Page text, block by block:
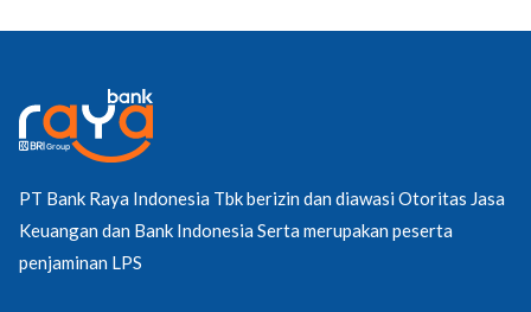
PT Bank Raya Indonesia Tbk berizin dan diawasi Otoritas Jasa
Keuangan dan Bank Indonesia Serta merupakan peserta
penjaminan LPS